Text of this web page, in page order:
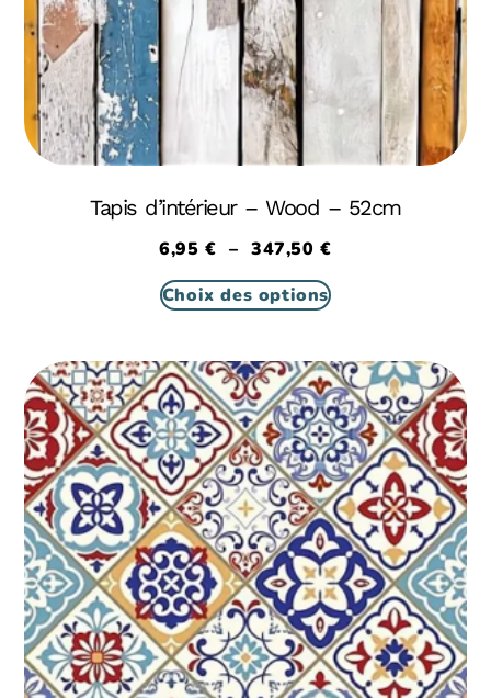
Tapis d’intérieur – Wood – 52cm
6,95€ – 347,50€
Choix des options